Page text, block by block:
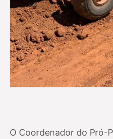
O Coordenador do Pró-